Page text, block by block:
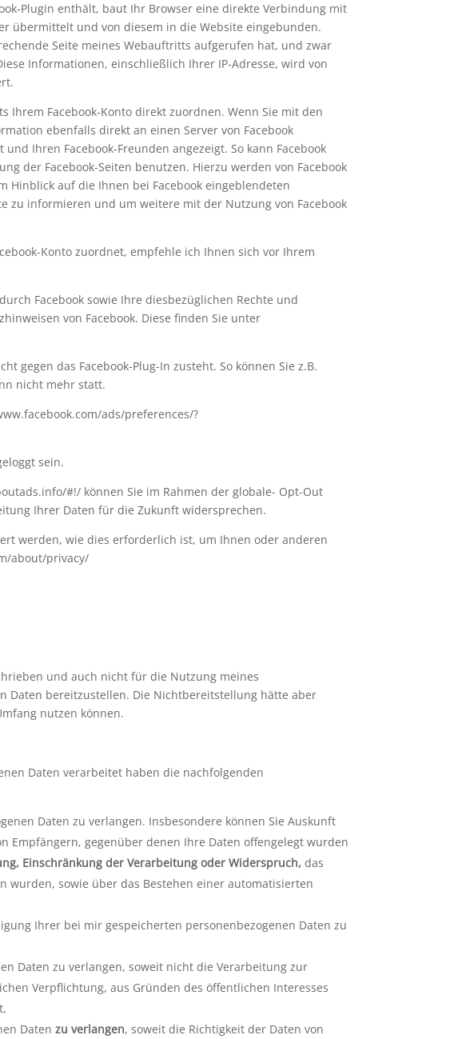
Plugin enthält, baut Ihr Browser eine direkte Verbindung mit
übermittelt und von diesem in die Website eingebunden.
Seite meines Webauftritts aufgerufen hat, und zwar
Informationen, einschließlich Ihrer IP-Adresse, wird von
Ihrem Facebook-Konto direkt zuordnen. Wenn Sie mit den
ebenfalls direkt an einen Server von Facebook
Ihren Facebook-Freunden angezeigt. So kann Facebook
der Facebook-Seiten benutzen. Hierzu werden von Facebook
Hinblick auf die Ihnen bei Facebook eingeblendeten
zu informieren und um weitere mit der Nutzung von Facebook
Konto zuordnet, empfehle ich Ihnen sich vor Ihrem
Facebook sowie Ihre diesbezüglichen Rechte und
von Facebook. Diese finden Sie unter
gegen das Facebook-Plug-In zusteht. So können Sie z.B.
nicht mehr statt.
ads/preferences/?
sein.
#!/ können Sie im Rahmen der globale- Opt-Out
Ihrer Daten für die Zukunft widersprechen.
werden, wie dies erforderlich ist, um Ihnen oder anderen
about/privacy/
und auch nicht für die Nutzung meines
Daten bereitzustellen. Die Nichtbereitstellung hätte aber
nutzen können.
Daten verarbeitet haben die nachfolgenden
Daten zu verlangen. Insbesondere können Sie Auskunft
Empfängern, gegenüber denen Ihre Daten offengelegt wurden
Einschränkung der Verarbeitung oder Widerspruch, das
wurden, sowie über das Bestehen einer automatisierten
Ihrer bei mir gespeicherten personenbezogenen Daten zu
Daten zu verlangen, soweit nicht die Verarbeitung zur
Verpflichtung, aus Gründen des öffentlichen Interesses
Datenzu verlangen, soweit die Richtigkeit der Daten von